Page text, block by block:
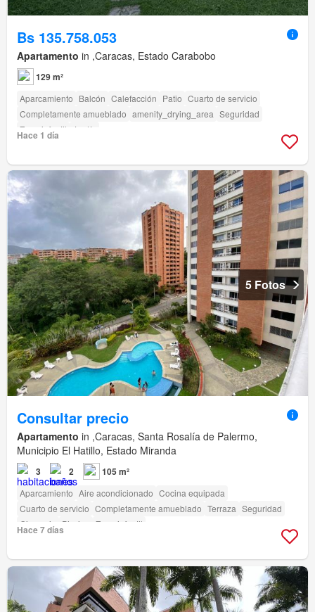
Bs 135.758.053
Apartamento in ,Caracas, Estado Carabobo
129 m²
Aparcamiento Balcón Calefacción Patio Cuarto de servicio
Completamente amueblado amenity_drying_area Seguridad
Zona infantil
Jardín
Hace 1 día
5 Fotos
Consultar precio
Apartamento in ,Caracas, Santa Rosalía de Palermo,
Municipio El Hatillo, Estado Miranda
3 2 105 m²
Aparcamiento Aire acondicionado Cocina equipada
Cuarto de servicio Completamente amueblado Terraza Seguridad
Gimnasio
Piscina Zona infantil
Hace 7 días